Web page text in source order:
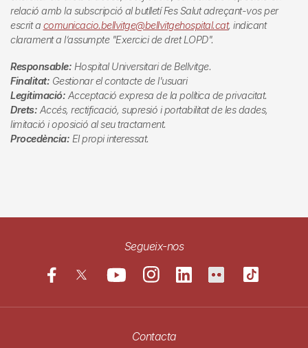
relació amb la subscripció al butlletíFes Salutadreçant-vos per
escrit a comunicacio.bellvitge@bellvitgehospital.cat, indicant
clarament a l’assumpte "Exercici de dret LOPD".
Responsable: Hospital Universitari de Bellvitge.
Finalitat: Gestionar el contacte de l'usuari
Legitimació: Acceptació expresa de la política de privacitat.
Drets: Accés, rectificació, supresió i portabilitat de les dades,
limitació i oposició al seu tractament.
Procedència: El propi interessat.
Segueix-nos
Contacta